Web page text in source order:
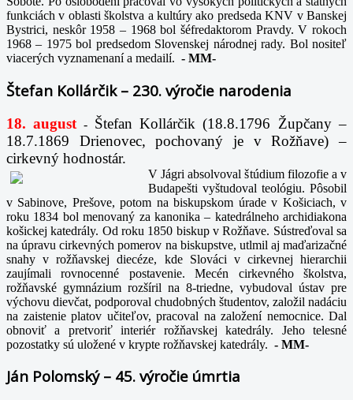
funkciách v oblasti školstva a kultúry ako predseda KNV v Banskej
Bystrici, neskôr 1958 – 1968 bol šéfredaktorom Pravdy. V rokoch
1968 – 1975 bol predsedom Slovenskej národnej rady. Bol nositeľ
viacerých vyznamenaní a medailí. - MM-
Štefan Kollárčik – 230. výročie narodenia
18. august -
Štefan Kollárčik (18.8.1796 Župčany –
18.7.1869 Drienovec, pochovaný je v Rožňave) –
cirkevný hodnostár.
V Jágri absolvoval štúdium filozofie a v
Budapešti vyštudoval teológiu. Pôsobil
v Sabinove, Prešove, potom na biskupskom úrade v Košiciach, v
roku 1834 bol menovaný za kanonika – katedrálneho archidiakona
košickej katedrály. Od roku 1850 biskup v Rožňave. Sústreďoval sa
na úpravu cirkevných pomerov na biskupstve, utlmil aj maďarizačné
snahy v rožňavskej diecéze, kde Slováci v cirkevnej hierarchii
zaujímali rovnocenné postavenie. Mecén cirkevného školstva,
rožňavské gymnázium rozšíril na 8-triedne, vybudoval ústav pre
výchovu dievčat, podporoval chudobných študentov, založil nadáciu
na zaistenie platov učiteľov, pracoval na založení nemocnice. Dal
obnoviť a pretvoriť interiér rožňavskej katedrály. Jeho telesné
pozostatky sú uložené v krypte rožňavskej katedrály. - MM-
Ján Polomský – 45. výročie úmrtia